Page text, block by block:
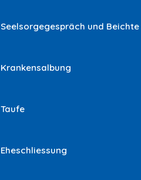
Seelsorgegespräch und Beichte
Krankensalbung
Taufe
Eheschliessung